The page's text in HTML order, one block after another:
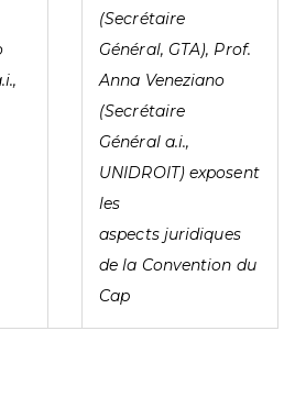
(Secrétaire
Général, GTA), Prof.
Anna Veneziano
(Secrétaire
Général a.i.,
UNIDROIT) exposent
les
aspects juridiques
de la Convention du
Cap